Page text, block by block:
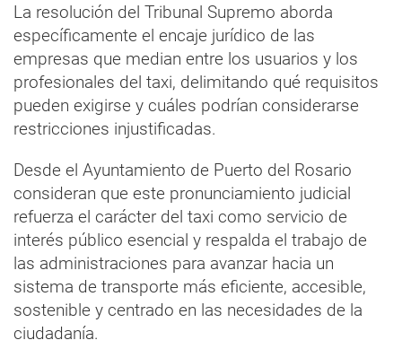
La resolución del Tribunal Supremo aborda
específicamente el encaje jurídico de las
empresas que median entre los usuarios y los
profesionales del taxi, delimitando qué requisitos
pueden exigirse y cuáles podrían considerarse
restricciones injustificadas.
Desde el Ayuntamiento de Puerto del Rosario
consideran que este pronunciamiento judicial
refuerza el carácter del taxi como servicio de
interés público esencial y respalda el trabajo de
las administraciones para avanzar hacia un
sistema de transporte más eficiente, accesible,
sostenible y centrado en las necesidades de la
ciudadanía.